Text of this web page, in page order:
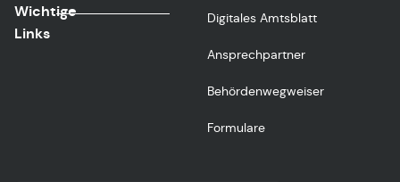
Wichtige
Links
Digitales Amtsblatt
Ansprechpartner
Behördenwegweiser
Formulare